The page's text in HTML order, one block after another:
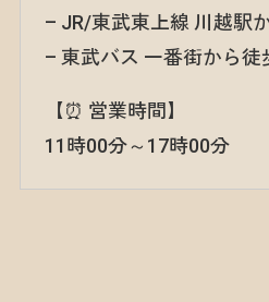
– JR/東武東上線 川越駅
– 東武バス 一番街から徒
【⏰ 営業時間】
11時00分～17時00分